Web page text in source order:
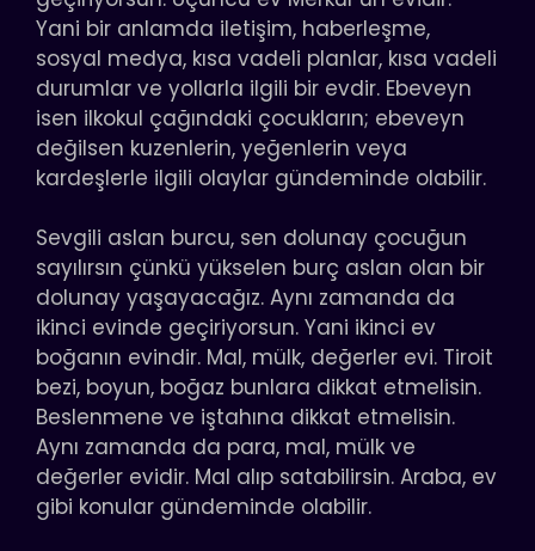
Yani bir anlamda iletişim, haberleşme,
sosyal medya, kısa vadeli planlar, kısa vadeli
durumlar ve yollarla ilgili bir evdir. Ebeveyn
isen ilkokul çağındaki çocukların; ebeveyn
değilsen kuzenlerin, yeğenlerin veya
kardeşlerle ilgili olaylar gündeminde olabilir.
Sevgili aslan burcu, sen dolunay çocuğun
sayılırsın çünkü yükselen burç aslan olan bir
dolunay yaşayacağız. Aynı zamanda da
ikinci evinde geçiriyorsun. Yani ikinci ev
boğanın evindir. Mal, mülk, değerler evi. Tiroit
bezi, boyun, boğaz bunlara dikkat etmelisin.
Beslenmene ve iştahına dikkat etmelisin.
Aynı zamanda da para, mal, mülk ve
değerler evidir. Mal alıp satabilirsin. Araba, ev
gibi konular gündeminde olabilir.